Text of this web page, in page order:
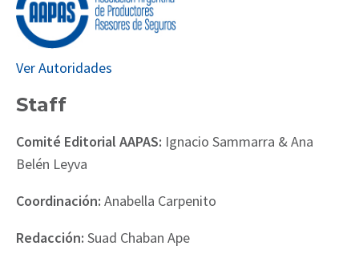
Ver Autoridades
Staff
Comité Editorial AAPAS: Ignacio Sammarra & Ana
Belén Leyva
Coordinación: Anabella Carpenito
Redacción: Suad Chaban Ape